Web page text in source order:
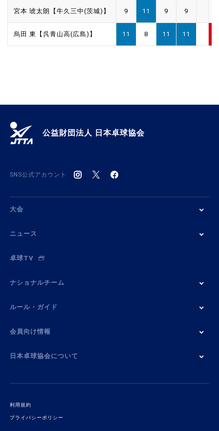
宮本 琥太朗【牛久三中(茨城)】 9 11 9 9
烏田 東【呉青山高(広島)】 11 8 11 11
公益財団法人 日本卓球協会
SNS公式アカウント
大会
ニュース
卓球TV
ナショナルチーム
ルール・ガイド
会員向け情報
日本卓球協会について
利用規約
プライバシーポリシー